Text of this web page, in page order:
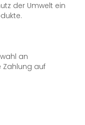
der Umwelt ein
an
Zahlung auf